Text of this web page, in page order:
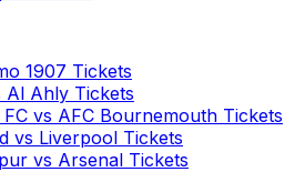
1907 Tickets
Al Ahly Tickets
vs AFC Bournemouth Tickets
vs Liverpool Tickets
vs Arsenal Tickets